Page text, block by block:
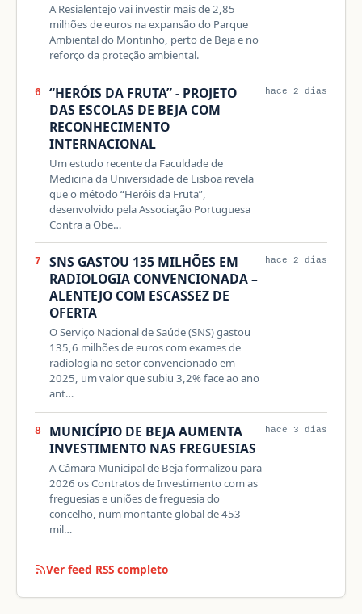
A Resialentejo vai investir mais de 2,85
milhões de euros na expansão do Parque
Ambiental do Montinho, perto de Beja e no
reforço da proteção ambiental.
6
“HERÓIS DA FRUTA” - PROJETO
DAS ESCOLAS DE BEJA COM
RECONHECIMENTO
INTERNACIONAL
Um estudo recente da Faculdade de
Medicina da Universidade de Lisboa revela
que o método “Heróis da Fruta”,
desenvolvido pela Associação Portuguesa
Contra a Obe…
hace 2 días
7
SNS GASTOU 135 MILHÕES EM
RADIOLOGIA CONVENCIONADA –
ALENTEJO COM ESCASSEZ DE
OFERTA
O Serviço Nacional de Saúde (SNS) gastou
135,6 milhões de euros com exames de
radiologia no setor convencionado em
2025, um valor que subiu 3,2% face ao ano
ant…
hace 2 días
8
MUNICÍPIO DE BEJA AUMENTA
INVESTIMENTO NAS FREGUESIAS
A Câmara Municipal de Beja formalizou para
2026 os Contratos de Investimento com as
freguesias e uniões de freguesia do
concelho, num montante global de 453
mil…
hace 3 días
Ver feed RSS completo